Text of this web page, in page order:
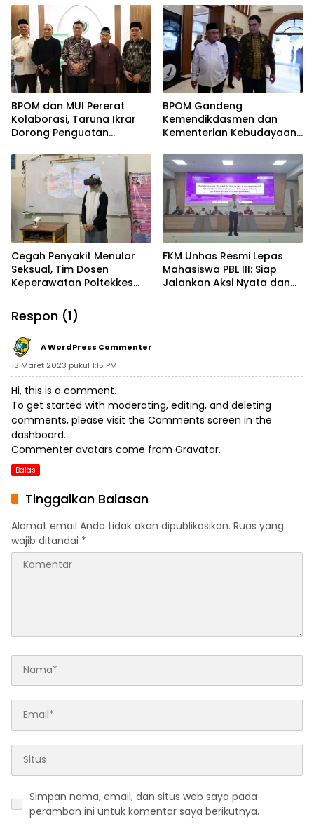
Data di Kelurahan
Amparita Sidrap
BPOM dan MUI Pererat
Kolaborasi, Taruna Ikrar
Dorong Penguatan
Thayyiban
BPOM Gandeng
Kemendikdasmen dan
Kementerian Kebudayaan,
Budaya Pangan Aman
Menuju Indonesia Emas
2045
Cegah Penyakit Menular
Seksual, Tim Dosen
Keperawatan Poltekkes
SMAN 9 Menggunakan
Teknologi Virtual Reality“R
edubit”
FKM Unhas Resmi Lepas
Mahasiswa PBL III: Siap
Jalankan Aksi Nyata dan
Respon (1)
A WordPress Commenter
13 Maret 2023 pukul 1:15 PM
Hi, this is a comment.
To get started with moderating, editing, and deleting
comments, please visit the Comments screen in the
dashboard.
Commenter avatars come from Gravatar.
Balas
Tinggalkan Balasan
Alamat email Anda tidak akan dipublikasikan. Ruas yang
wajib ditandai *
Simpan nama, email, dan situs web saya pada
peramban ini untuk komentar saya berikutnya.